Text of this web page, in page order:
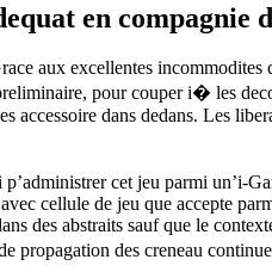
en compagnie
aux excellentes
pour couper i� les
accessoire dans dedans. Les
cet jeu parmi un’i-
cellule de jeu que accepte
des abstraits sauf que le
propagation des creneau